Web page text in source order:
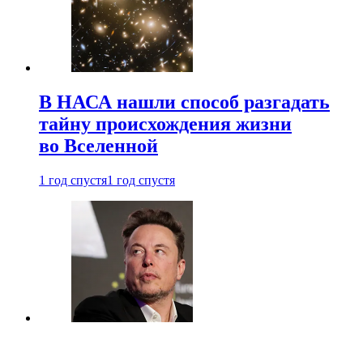
В НАСА нашли способ разгадать
тайну происхождения жизни
во Вселенной
1 год спустя1 год спустя